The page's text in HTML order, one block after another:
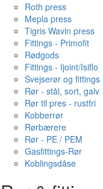
Roth press
Mepla press
Tigris Wavin press
Fittings - Primofit
Rødgods
Fittings - Ijoint/Isiflo
Svejserør og fittings
Rør - stål, sort, galv
Rør til pres - rustfri
Kobberrør
Rørbærere
Rør - PE / PEM
Gasfittings-Rør
Koblingsdåse